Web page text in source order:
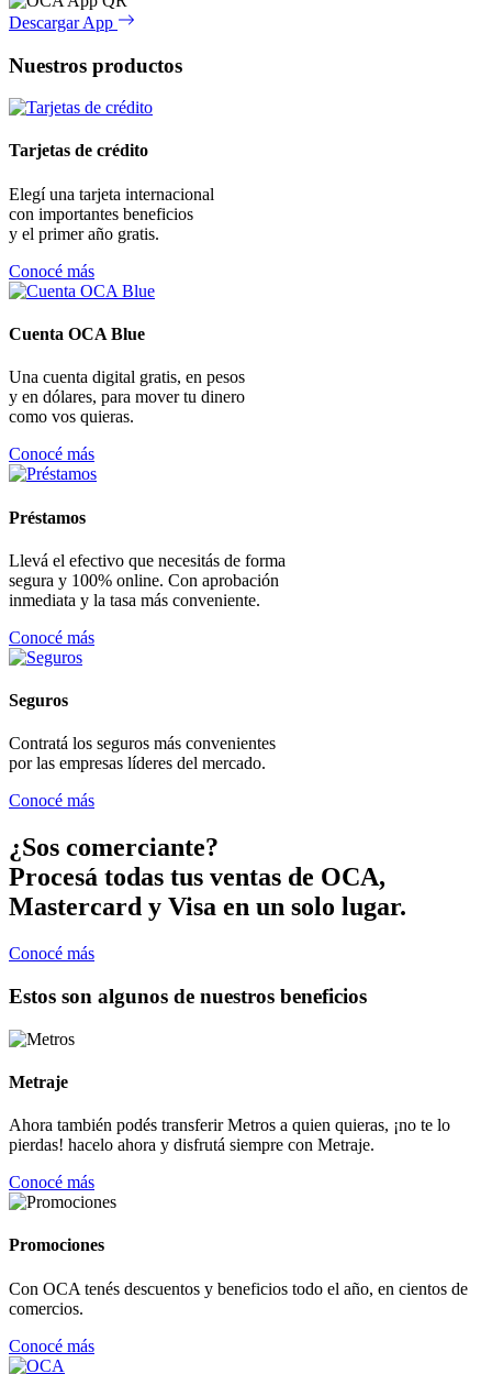
Descargar App
Nuestros productos
Tarjetas de crédito
Elegí una tarjeta internacional
con importantes beneficios
y el primer año gratis.
Conocé más
Cuenta OCA Blue
Una cuenta digital gratis, en pesos
y en dólares, para mover tu dinero
como vos quieras.
Conocé más
Préstamos
Llevá el efectivo que necesitás de forma
segura y 100% online. Con aprobación
inmediata y la tasa más conveniente.
Conocé más
Seguros
Contratá los seguros más convenientes
por las empresas líderes del mercado.
Conocé más
¿Sos comerciante?
Procesá todas tus ventas de OCA,
Mastercard y Visa en un solo lugar.
Conocé más
Estos son algunos de nuestros beneficios
Metraje
Ahora también podés transferir Metros a quien quieras, ¡no te lo
pierdas! hacelo ahora y disfrutá siempre con Metraje.
Conocé más
Promociones
Con OCA tenés descuentos y beneficios todo el año, en cientos de
comercios.
Conocé más